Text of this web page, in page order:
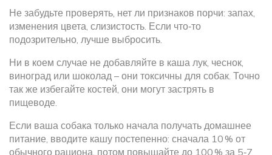
Не забудьте проверять, нет ли признаков порчи: запах,
изменения цвета, слизистость. Если что‑то
подозрительно, лучше выбросить.
Ни в коем случае не добавляйте в каша лук, чеснок,
виноград или шоколад – они токсичны для собак. Точно
так же избегайте костей, они могут застрять в
пищеводе.
Если ваша собака только начала получать домашнее
питание, вводите кашу постепенно: сначала 10 % от
обычного рациона, потом повышайте до 100 % за 5‑7